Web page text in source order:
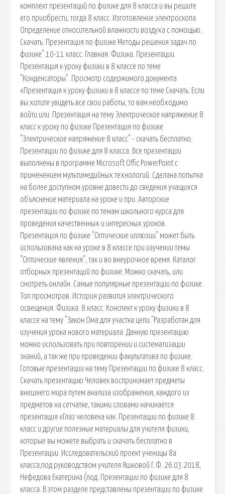
комплект презентаций по физике для 8 класса и вы решите
его приобрести, тогда 8 класс. Изготовление электроскопа.
Определение относительной влажности воздуха с помощью.
Скачать: Презентация по физике Методы решения задач по
физике" 10-11 класс. Главная. Физика. Презентации.
Презентация к уроку физики в 8 классе по теме
"Конденсаторы". Просмотр содержимого документа
«Презентация к уроку физики в 8 классе по теме Скачать. Если
вы хотите увидеть все свои работы, то вам необходимо
войти или. Презентация на тему Электрическое напряжение 8
класс к уроку по физике Презентация по физике
"Электрическое напряжение 8 класс" - скачать бесплатно.
Презентации по физике для 8 класса. Все презентации
выполнены в программе Microsoft Offic PowerPoint с
применением мультимедийных технологий. Сделана попытка
на более доступном уровне довести до сведения учащихся
объяснение материала на уроке и при. Авторские
презентации по физике по темам школьного курса для
проведения качественных и интересных уроков.
Презентация по физике "Оптические иллюзии" может быть
использована как на уроке в 8 классе при изучении темы
"Оптические явления", так и во внеурочное время. Каталог
отборных презентаций по физике. Можно скачать, или
смотреть онлайн. Самые популярные презентации по физике.
Топ просмотров. История развития электрического
освещения. Физика. 8 класс. Конспект к уроку физики в 8
классе на тему "Закон Ома для участка цепи."Разработан для
изучения урока нового материала. Данную презентацию
можно использовать при повторении и систематизации
знаний, а так же при проведении факультатива по физике.
Готовые презентации на тему Презентации по физике 8 класс.
Скачать презентацию Человек воспринимает предметы
внешнего мира путем анализа изображения, каждого из
предметов на сетчатке, такими словами начинается
презентация «Глаз человека как. Презентации по физике 8
класс и другие полезные материалы для учителя физики,
которые вы можете выбрать и скачать бесплатно в
Презентации. Исследовательский проект ученицы 8а
класса,под руководством учителя Яшковой Г.Ф. 26.03.2018,
Нефедова Екатерина (под. Презентации по физике для 8
класса. В этом разделе представлены презентации по физике